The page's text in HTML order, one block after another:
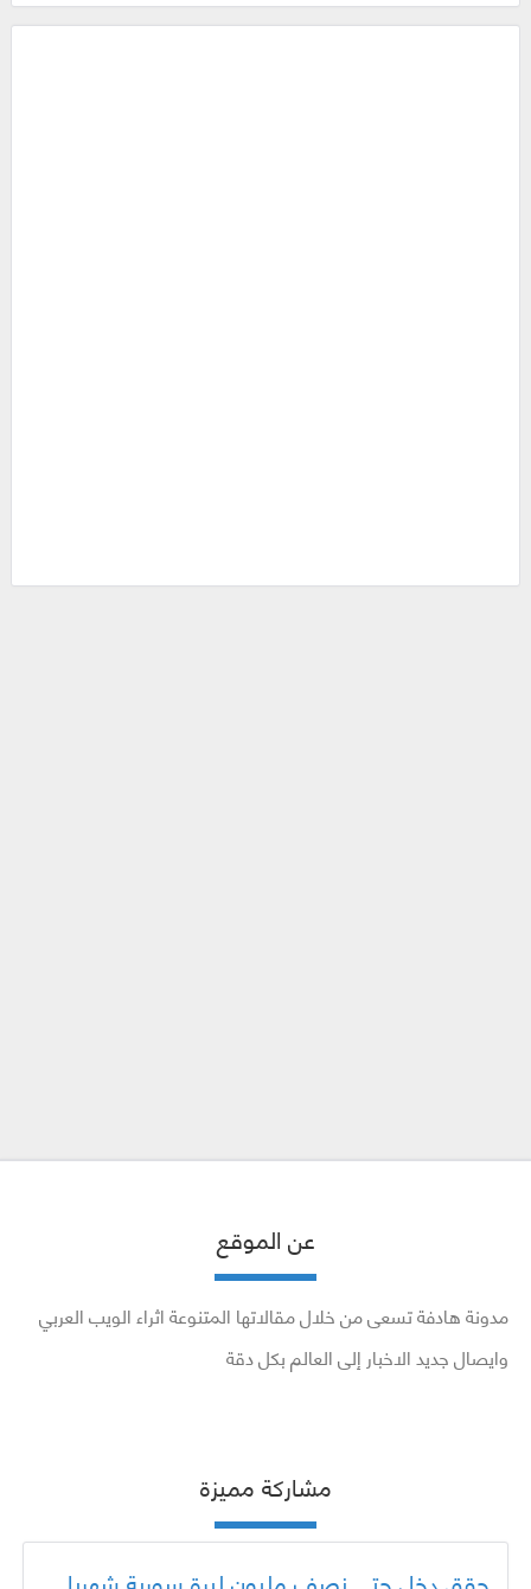
عن الموقع
مدونة هادفة تسعى من خلال مقالاتها المتنوعة اثراء الويب العربي
وايصال جديد الاخبار إلى العالم بكل دقة
مشاركة مميزة